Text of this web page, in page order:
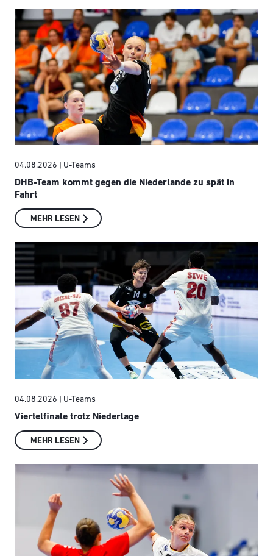
04.08.2026 | U-Teams
DHB-Team kommt gegen die Niederlande zu spät in
Fahrt
MEHR LESEN
04.08.2026 | U-Teams
Viertelfinale trotz Niederlage
MEHR LESEN